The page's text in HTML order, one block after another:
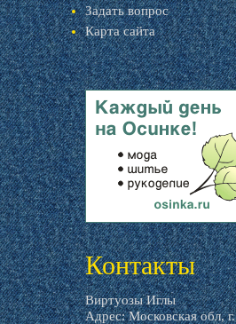
Задать вопрос
Карта сайта
livemaster.ru
Контакты
Виртуозы Иглы
Адрес: Московская обл,